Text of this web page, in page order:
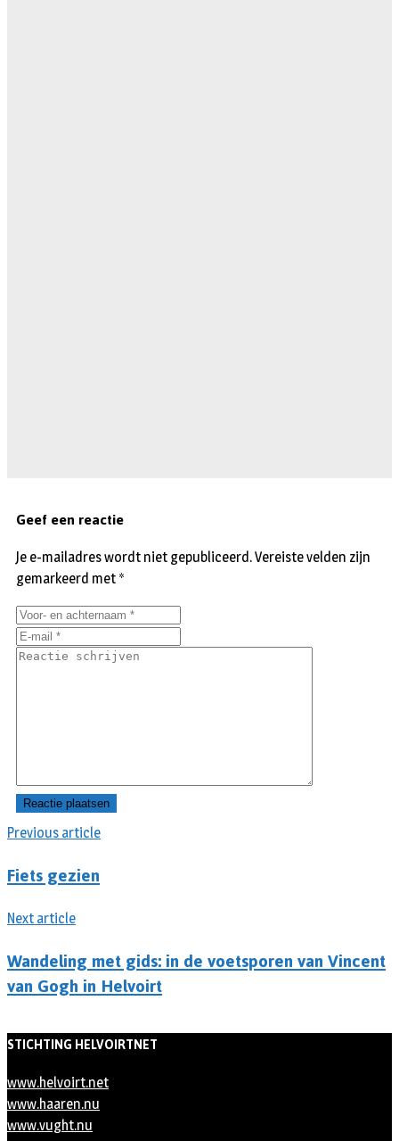
Previous article
Fiets gezien
Next article
Wandeling met gids: in de voetsporen van Vincent
van Gogh in Helvoirt
Geef een reactie
Je e-mailadres wordt niet gepubliceerd.Vereiste velden zijn
gemarkeerd met *
STICHTING HELVOIRTNET
www.helvoirt.net
www.haaren.nu
www.vught.nu